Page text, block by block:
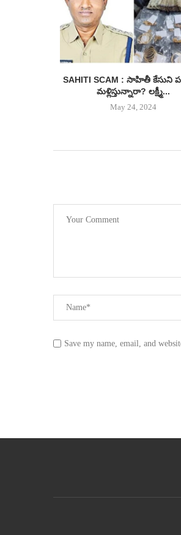
SAHITI SCAM : సాహితీ కేసుని
మళ్లిస్తున్నారా? లక్ష్మీ...
May 24, 2024
Save my name, email, and